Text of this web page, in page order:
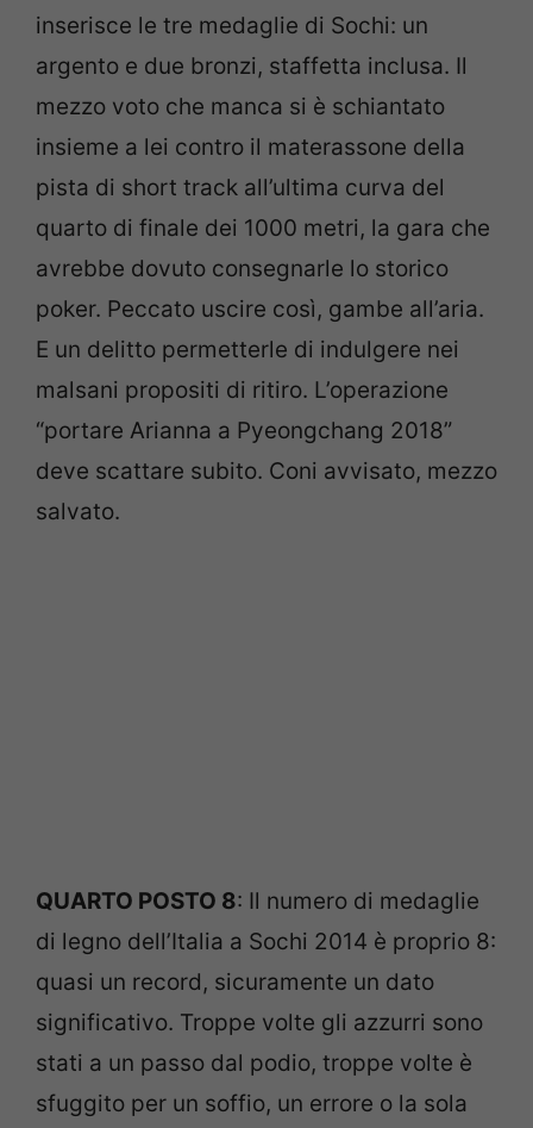
inserisce le tre medaglie di Sochi: un
argento e due bronzi, staffetta inclusa. Il
mezzo voto che manca si è schiantato
insieme a lei contro il materassone della
pista di short track all’ultima curva del
quarto di finale dei 1000 metri, la gara che
avrebbe dovuto consegnarle lo storico
poker. Peccato uscire così, gambe all’aria.
E un delitto permetterle di indulgere nei
malsani propositi di ritiro. L’operazione
“portare Arianna a Pyeongchang 2018”
deve scattare subito. Coni avvisato, mezzo
salvato.
QUARTO POSTO 8: Il numero di medaglie
di legno dell’Italia a Sochi 2014 è proprio 8:
quasi un record, sicuramente un dato
significativo. Troppe volte gli azzurri sono
stati a un passo dal podio, troppe volte è
sfuggito per un soffio, un errore o la sola